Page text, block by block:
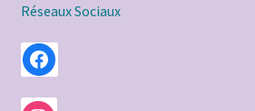
Réseaux Sociaux